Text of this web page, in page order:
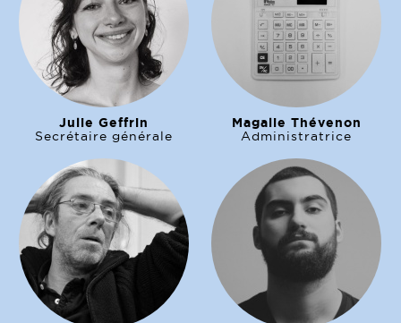
Julie Geffrin
Secrétaire générale
Magalie Thévenon
Administratrice